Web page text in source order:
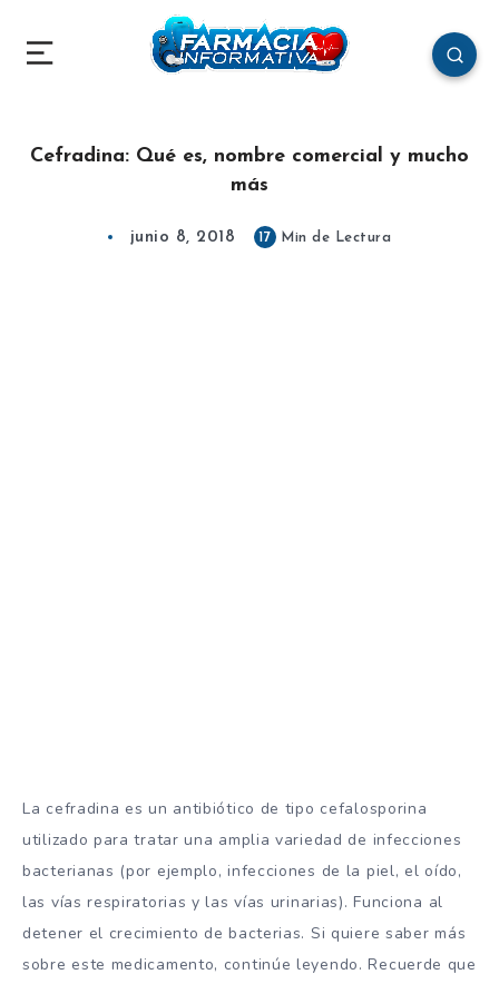
Cefradina: Qué es, nombre comercial y mucho
más
junio 8, 2018 17 Min de Lectura
La cefradina es un antibiótico de tipo cefalosporina
utilizado para tratar una amplia variedad de infecciones
bacterianas (por ejemplo, infecciones de la piel, el oído,
las vías respiratorias y las vías urinarias). Funciona al
detener el crecimiento de bacterias. Si quiere saber más
sobre este medicamento, continúe leyendo. Recuerde que